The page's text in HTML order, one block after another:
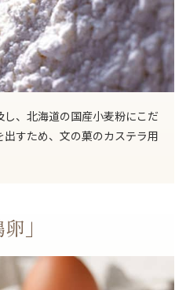
、北海道の国産小麦粉にこだ
すため、文の菓のカステラ用
」
TOP